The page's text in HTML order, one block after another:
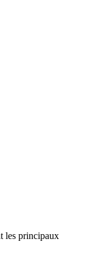
les principaux